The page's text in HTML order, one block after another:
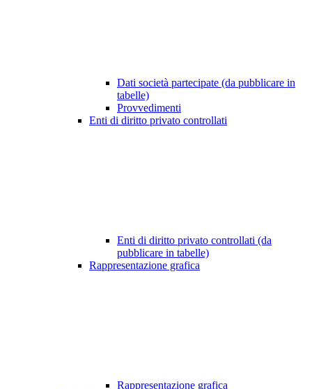
Dati società partecipate (da pubblicare in
tabelle)
Provvedimenti
Enti di diritto privato controllati
Enti di diritto privato controllati (da
pubblicare in tabelle)
Rappresentazione grafica
Rappresentazione grafica